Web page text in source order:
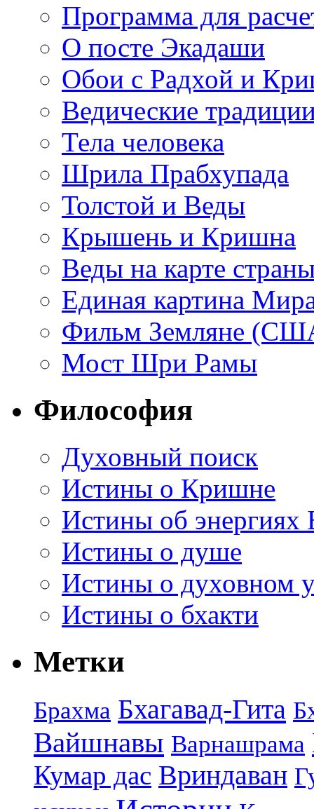
Программа для
О посте Экадаши
Обои с Радхой и
Ведические
Тела человека
Шрила Прабхупада
Толстой и Веды
Крышень и Кришна
Веды на карте
Единая картина
Фильм Земляне
Мост Шри Рамы
Философия
Духовный поиск
Истины о Кришне
Истины об энергиях
Истины о душе
Истины о духовном
Истины о бхакти
Метки
Брахма Бхагавад-Гита
Вайшнавы Варнашрама
Кумар дас Вриндаван